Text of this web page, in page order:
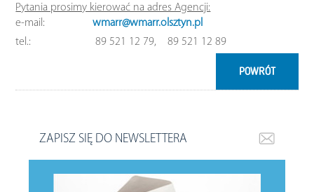
Pytania prosimy kierować na adres Agencji:
e-mail:wmarr@wmarr.olsztyn.pl
tel.: 89 521 12 79, 89 521 12 89
POWRÓT
ZAPISZ SIĘ DO NEWSLETTERA